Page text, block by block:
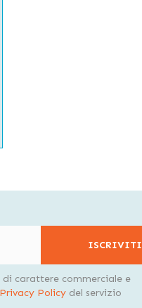
ISCRIVITI
carattere commerciale e
Privacy Policy del servizio